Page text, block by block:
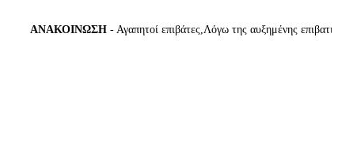
ΑΝΑΚΟΙΝΩΣΗ- Αγαπητοί επιβάτες,Λόγω της αυξημένης επιβατικής